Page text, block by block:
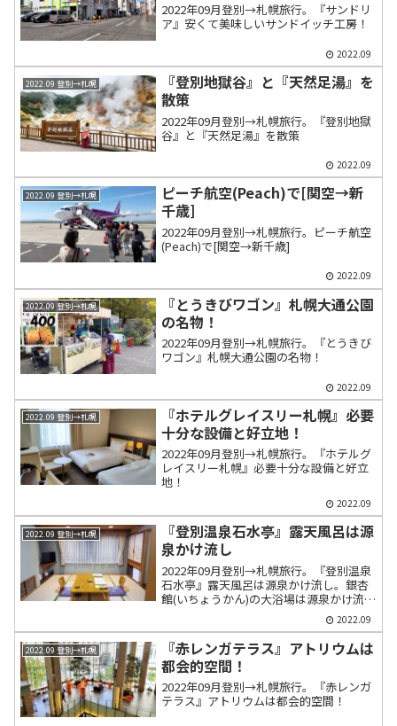
2022年09月登別→札幌旅行。『サンドリ
ア』安くて美味しいサンドイッチ工房！
2022.09
2022.09 登別→札幌
『登別地獄谷』と『天然足湯』を
散策
2022年09月登別→札幌旅行。『登別地獄
谷』と『天然足湯』を散策
2022.09
2022.09 登別→札幌
ピーチ航空(Peach)で[関空→新
千歳]
2022年09月登別→札幌旅行。ピーチ航空
(Peach)で[関空→新千歳]
2022.09
2022.09 登別→札幌
『とうきびワゴン』札幌大通公園
の名物！
2022年09月登別→札幌旅行。『とうきび
ワゴン』札幌大通公園の名物！
2022.09
2022.09 登別→札幌
『ホテルグレイスリー札幌』必要
十分な設備と好立地！
2022年09月登別→札幌旅行。『ホテルグ
レイスリー札幌』必要十分な設備と好立
地！
2022.09
2022.09 登別→札幌
『登別温泉石水亭』露天風呂は源
泉かけ流し
2022年09月登別→札幌旅行。『登別温泉
石水亭』露天風呂は源泉かけ流し。銀杏
館(いちょうかん)の大浴場は源泉かけ流
2022.09
2022.09 登別→札幌
『赤レンガテラス』アトリウムは
都会的空間！
2022年09月登別→札幌旅行。『赤レンガ
テラス』アトリウムは都会的空間！